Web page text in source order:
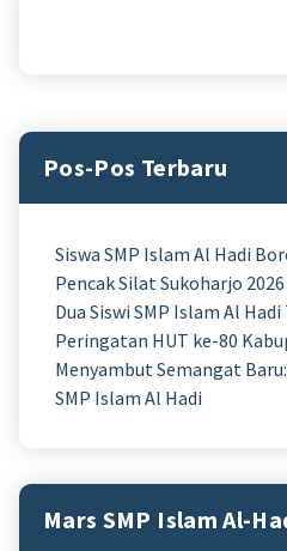
Pos-Pos Terbaru
Siswa SMP Islam Al Hadi
Pencak Silat Sukoharjo 2026
Dua Siswi SMP Islam Al
Peringatan HUT ke-80
Menyambut Semangat
SMP Islam Al Hadi
Mars SMP Islam Al-